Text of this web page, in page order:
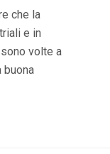
che la
e in
volte a
buona